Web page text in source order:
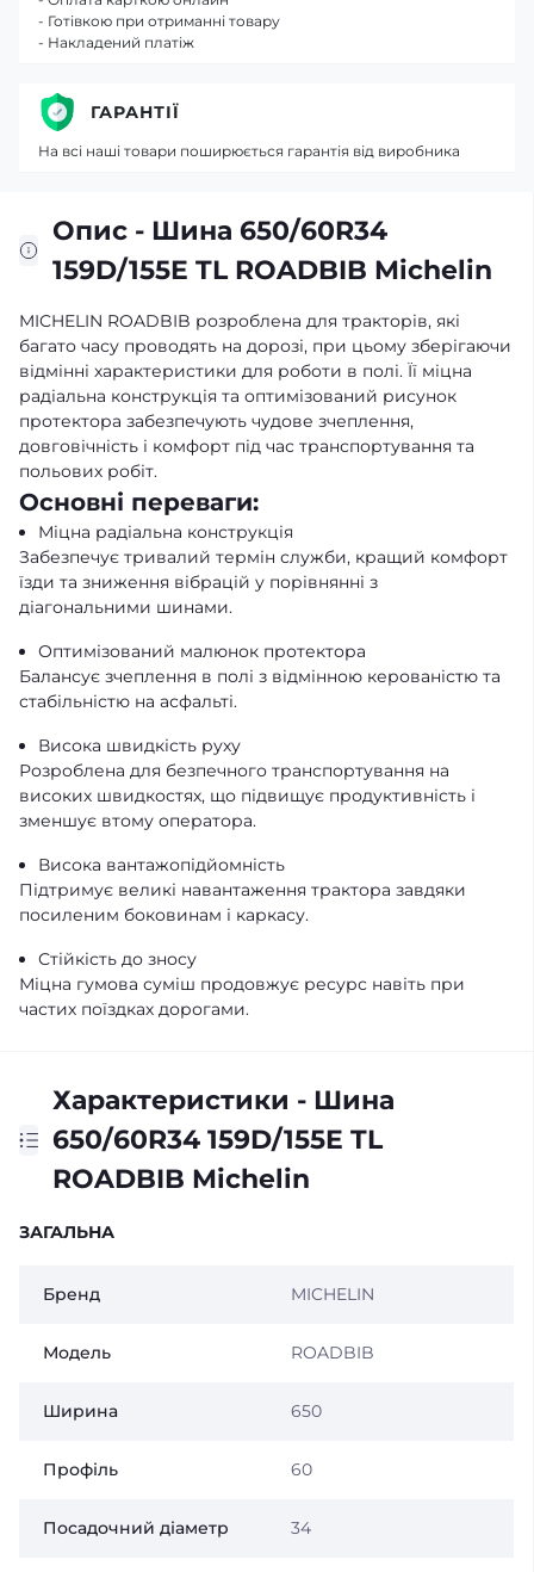
Опис - Шина 650/60R34
159D/155E TL ROADBIB Michelin
MICHELIN ROADBIB розроблена для тракторів, які
багато часу проводять на дорозі, при цьому зберігаючи
відмінні характеристики для роботи в полі. Її міцна
радіальна конструкція та оптимізований рисунок
протектора забезпечують чудове зчеплення,
довговічність і комфорт під час транспортування та
польових робіт.
Основні переваги:
Міцна радіальна конструкція
Забезпечує тривалий термін служби, кращий комфорт
їзди та зниження вібрацій у порівнянні з
діагональними шинами.
Оптимізований малюнок протектора
Балансує зчеплення в полі з відмінною керованістю та
стабільністю на асфальті.
Висока швидкість руху
Розроблена для безпечного транспортування на
високих швидкостях, що підвищує продуктивність і
зменшує втому оператора.
Висока вантажопідйомність
Підтримує великі навантаження трактора завдяки
посиленим боковинам і каркасу.
Стійкість до зносу
Міцна гумова суміш продовжує ресурс навіть при
частих поїздках дорогами.
Характеристики - Шина
650/60R34 159D/155E TL
ROADBIB Michelin
ЗАГАЛЬНА
Бренд MICHELIN
Модель ROADBIB
Ширина 650
Профіль 60
Посадочний діаметр 34
- Готівкою при отриманні товару
- Накладений платіж
ГАРАНТІЇ
На всі наші товари поширюється гарантія від виробника